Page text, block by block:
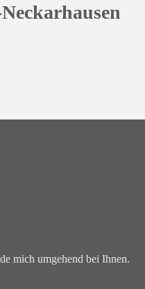
mich umgehend bei Ihnen.